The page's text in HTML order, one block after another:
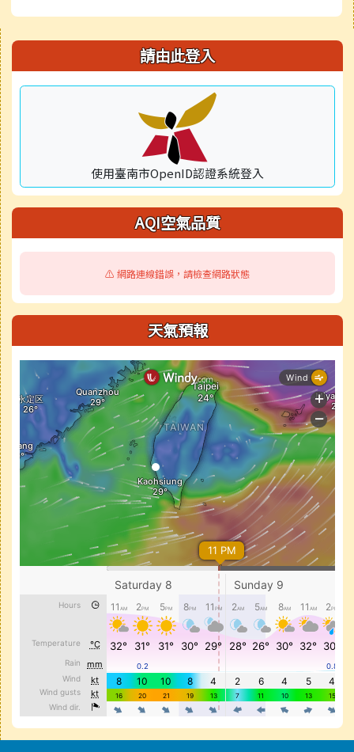
右邊區域內容 請由此登入
使用臺南市OpenID認證系統登入
AQI空氣品質
⚠️ 網路連線錯誤，請檢查網路狀態
天氣預報